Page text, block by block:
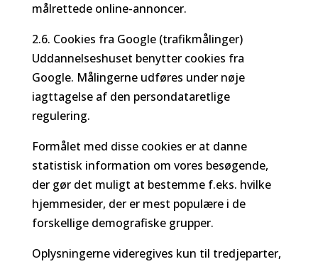
målrettede online-annoncer.
2.6. Cookies fra Google (trafikmålinger)
Uddannelseshuset benytter cookies fra
Google. Målingerne udføres under nøje
iagttagelse af den persondataretlige
regulering.
Formålet med disse cookies er at danne
statistisk information om vores besøgende,
der gør det muligt at bestemme f.eks. hvilke
hjemmesider, der er mest populære i de
forskellige demografiske grupper.
Oplysningerne videregives kun til tredjeparter,